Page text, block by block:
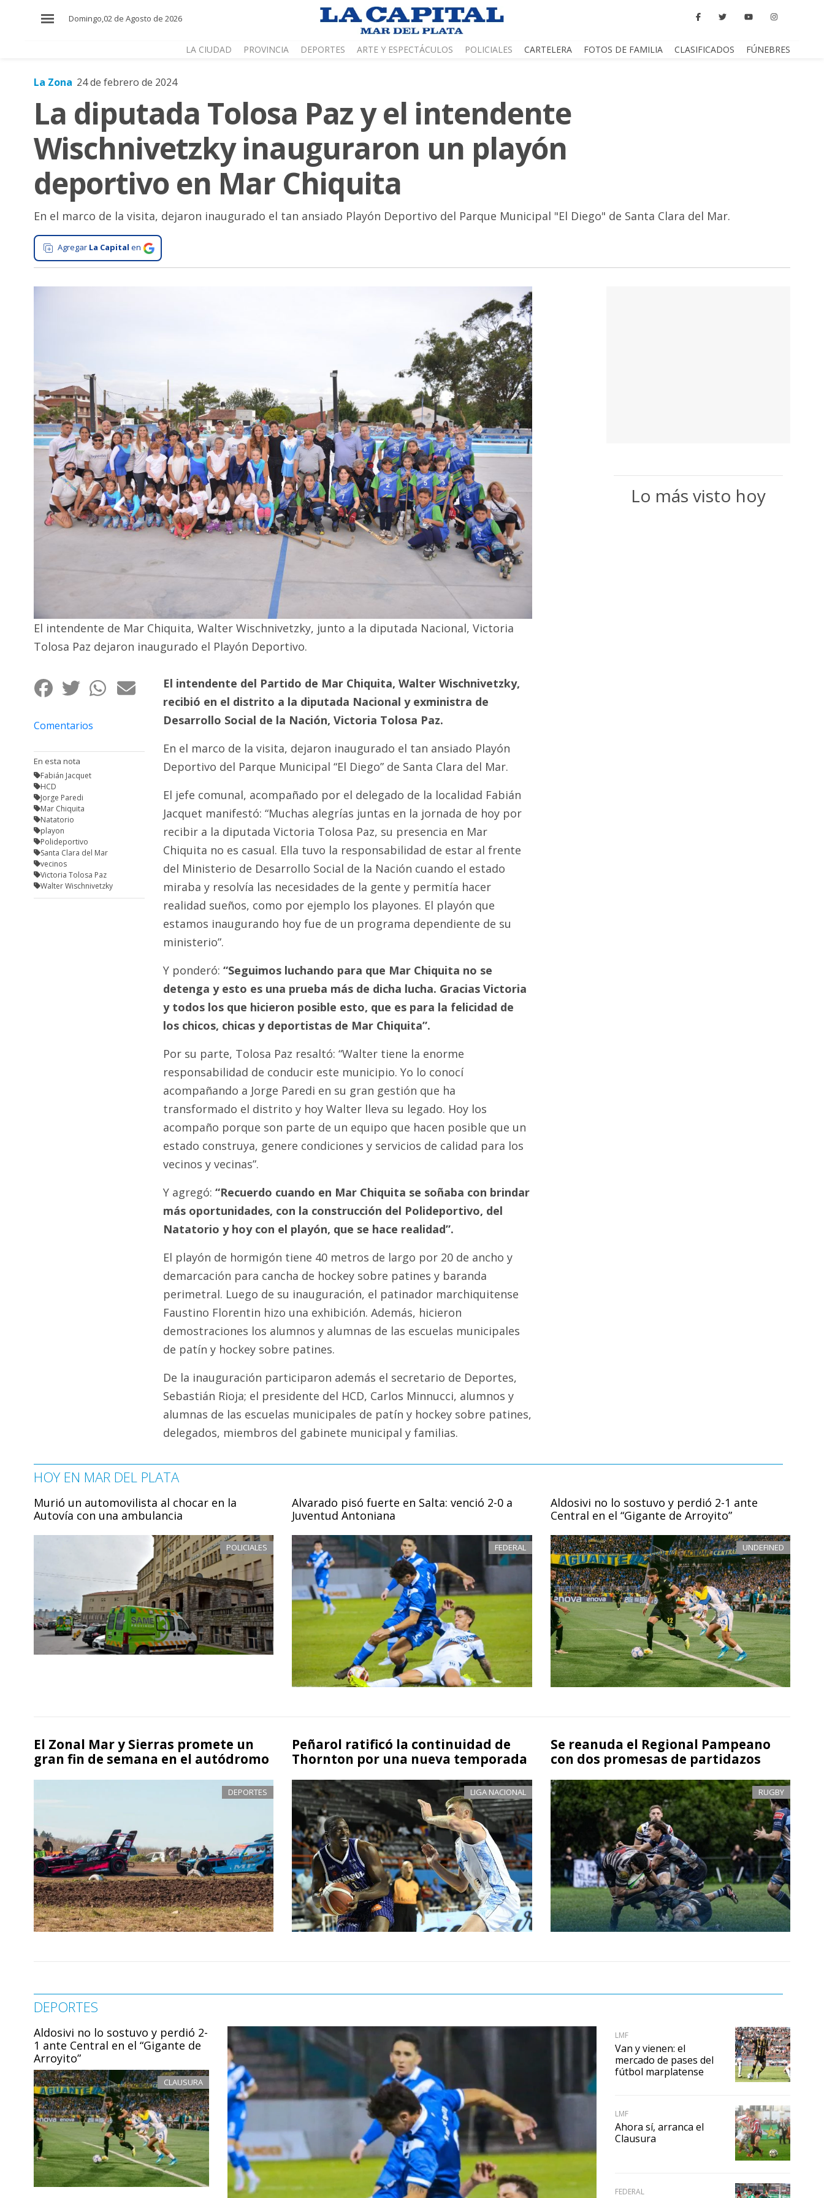
Domingo,02 de Agosto de 2026
LA CIUDAD PROVINCIA DEPORTES ARTE Y ESPECTÁCULOS POLICIALES CARTELERA FOTOS DE FAMILIA CLASIFICADOS FÚNEBRES
Mundo
Zona
Cultura
Tecnología
Gastronomía
Salud
Espectáculos
Policiales
Cartelera
Familia
Clasificados
La Zona 24 de febrero de 2024
La diputada Tolosa Paz y el intendente
Wischnivetzky inauguraron un playón
deportivo en Mar Chiquita
En el marco de la visita, dejaron inaugurado el tan ansiado Playón Deportivo del Parque Municipal "El Diego" de Santa Clara del Mar.
Agregar La Capital en
El intendente de Mar Chiquita, Walter Wischnivetzky, junto a la diputada Nacional, Victoria
Tolosa Paz dejaron inaugurado el Playón Deportivo.
Comentarios
En esta nota
Fabián Jacquet
HCD
Jorge Paredi
Mar Chiquita
Natatorio
playon
Polideportivo
Santa Clara del Mar
vecinos
Victoria Tolosa Paz
Walter Wischnivetzky
El intendente del Partido de Mar Chiquita, Walter Wischnivetzky,
recibió en el distrito a la diputada Nacional y exministra de
Desarrollo Social de la Nación, Victoria Tolosa Paz.
En el marco de la visita, dejaron inaugurado el tan ansiado Playón
Deportivo del Parque Municipal “El Diego” de Santa Clara del Mar.
El jefe comunal, acompañado por el delegado de la localidad Fabián
Jacquet manifestó: “Muchas alegrías juntas en la jornada de hoy por
recibir a la diputada Victoria Tolosa Paz, su presencia en Mar
Chiquita no es casual. Ella tuvo la responsabilidad de estar al frente
del Ministerio de Desarrollo Social de la Nación cuando el estado
miraba y resolvía las necesidades de la gente y permitía hacer
realidad sueños, como por ejemplo los playones. El playón que
estamos inaugurando hoy fue de un programa dependiente de su
ministerio”.
Y ponderó: “Seguimos luchando para que Mar Chiquita no se
detenga y esto es una prueba más de dicha lucha. Gracias Victoria
y todos los que hicieron posible esto, que es para la felicidad de
los chicos, chicas y deportistas de Mar Chiquita”.
Por su parte, Tolosa Paz resaltó: “Walter tiene la enorme
responsabilidad de conducir este municipio. Yo lo conocí
acompañando a Jorge Paredi en su gran gestión que ha
transformado el distrito y hoy Walter lleva su legado. Hoy los
acompaño porque son parte de un equipo que hacen posible que un
estado construya, genere condiciones y servicios de calidad para los
vecinos y vecinas”.
Y agregó: “Recuerdo cuando en Mar Chiquita se soñaba con brindar
más oportunidades, con la construcción del Polideportivo, del
Natatorio y hoy con el playón, que se hace realidad”.
El playón de hormigón tiene 40 metros de largo por 20 de ancho y
demarcación para cancha de hockey sobre patines y baranda
perimetral. Luego de su inauguración, el patinador marchiquitense
Faustino Florentin hizo una exhibición. Además, hicieron
demostraciones los alumnos y alumnas de las escuelas municipales
de patín y hockey sobre patines.
De la inauguración participaron además el secretario de Deportes,
Sebastián Rioja; el presidente del HCD, Carlos Minnucci, alumnos y
alumnas de las escuelas municipales de patín y hockey sobre patines,
delegados, miembros del gabinete municipal y familias.
Lo más visto hoy
HOY EN MAR DEL PLATA
Murió un automovilista al chocar en la
Autovía con una ambulancia
POLICIALES
Alvarado pisó fuerte en Salta: venció 2-0 a
Juventud Antoniana
FEDERAL
Aldosivi no lo sostuvo y perdió 2-1 ante
Central en el “Gigante de Arroyito”
UNDEFINED
El Zonal Mar y Sierras promete un
gran fin de semana en el autódromo
DEPORTES
Peñarol ratificó la continuidad de
Thornton por una nueva temporada
LIGA NACIONAL
Se reanuda el Regional Pampeano
con dos promesas de partidazos
RUGBY
DEPORTES
Aldosivi no lo sostuvo y perdió 2-
1 ante Central en el “Gigante de
Arroyito”
CLAUSURA
LMF
Van y vienen: el
mercado de pases del
fútbol marplatense
LMF
Ahora sí, arranca el
Clausura
FEDERAL